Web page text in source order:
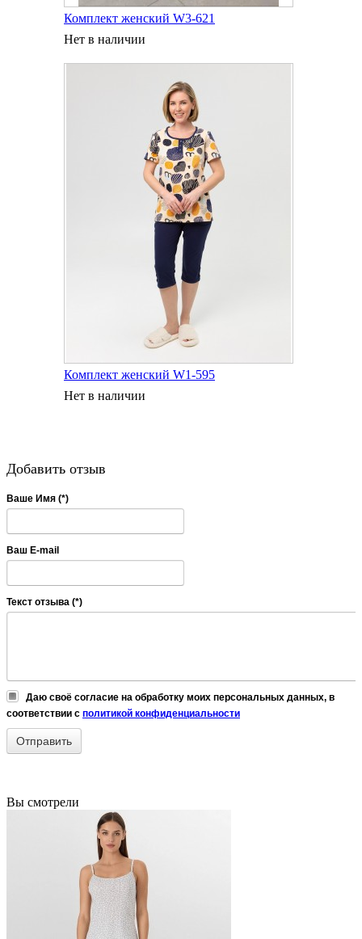
Комплект женский W3-621
Нет в наличии
Комплект женский W1-595
Нет в наличии
Добавить отзыв
Ваше Имя (*)
Ваш E-mail
Текст отзыва (*)
Даю своё согласие на обработку моих персональных данных, в
соответствии с политикой конфиденциальности
Вы смотрели